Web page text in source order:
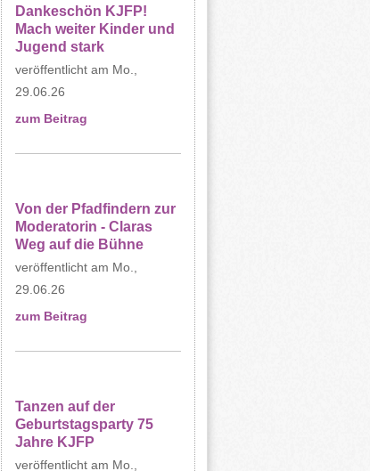
Dankeschön KJFP!
Mach weiter Kinder und
Jugend stark
Mo.,
29.06.26
zum Beitrag
Von der Pfadfindern zur
Moderatorin - Claras
Weg auf die Bühne
Mo.,
29.06.26
zum Beitrag
Tanzen auf der
Geburtstagsparty 75
Jahre KJFP
Mo.,